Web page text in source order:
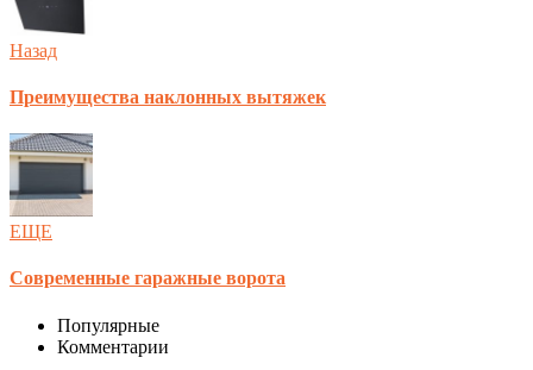
Назад
Преимущества наклонных вытяжек
ЕЩЕ
Современные гаражные ворота
Популярные
Комментарии